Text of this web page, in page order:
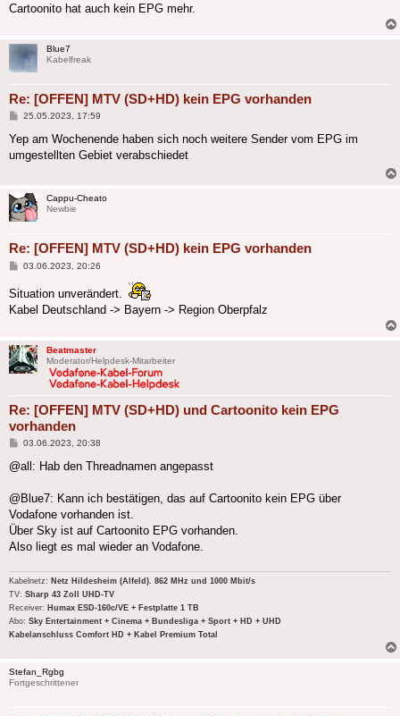
Cartoonito hat auch kein EPG mehr.
Blue7
Kabelfreak
Re: [OFFEN] MTV (SD+HD) kein EPG vorhanden
Beitrag
25.05.2023, 17:59
Yep am Wochenende haben sich noch weitere Sender vom EPG im
umgestellten Gebiet verabschiedet
Cappu-Cheato
Newbie
Re: [OFFEN] MTV (SD+HD) kein EPG vorhanden
Beitrag
03.06.2023, 20:26
Situation unverändert.
Kabel Deutschland -> Bayern -> Region Oberpfalz
Beatmaster
Moderator/Helpdesk-Mitarbeiter
Re: [OFFEN] MTV (SD+HD) und Cartoonito kein EPG
vorhanden
Beitrag
03.06.2023, 20:38
@all: Hab den Threadnamen angepasst
@Blue7: Kann ich bestätigen, das auf Cartoonito kein EPG über
Vodafone vorhanden ist.
Über Sky ist auf Cartoonito EPG vorhanden.
Also liegt es mal wieder an Vodafone.
Kabelnetz: Netz Hildesheim (Alfeld). 862 MHz und 1000 Mbit/s
TV: Sharp 43 Zoll UHD-TV
Receiver: Humax ESD-160c/VE + Festplatte 1 TB
Abo: Sky Entertainment + Cinema + Bundesliga + Sport + HD + UHD
Kabelanschluss Comfort HD + Kabel Premium Total
Stefan_Rgbg
Fortgeschrittener